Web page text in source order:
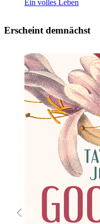
Ein volles Leben
Erscheint demnächst